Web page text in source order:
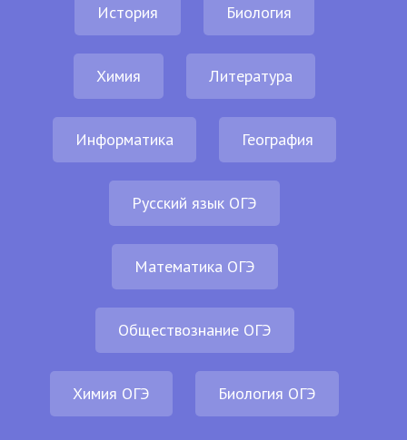
История Биология
Химия Литература
Информатика География
Русский язык ОГЭ
Математика ОГЭ
Обществознание ОГЭ
Химия ОГЭ Биология ОГЭ